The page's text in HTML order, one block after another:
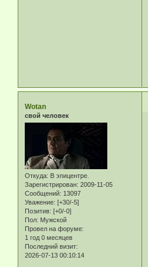
Wotan
свой человек
Откуда: В эпицентре.
Зарегистрирован: 2009-11-05
Сообщений: 13097
Уважение: [+30/-5]
Позитив: [+0/-0]
Пол: Мужской
Провел на форуме:
1 год 0 месяцев
Последний визит:
2026-07-13 00:10:14